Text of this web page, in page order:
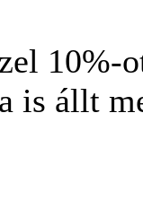
10%-
is állt